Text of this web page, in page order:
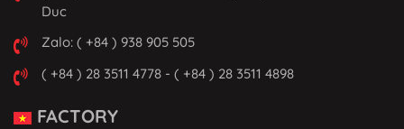
Duc
Zalo: ( +84 ) 938 905 505
( +84 ) 28 3511 4778 - ( +84 ) 28 3511 4898
FACTORY